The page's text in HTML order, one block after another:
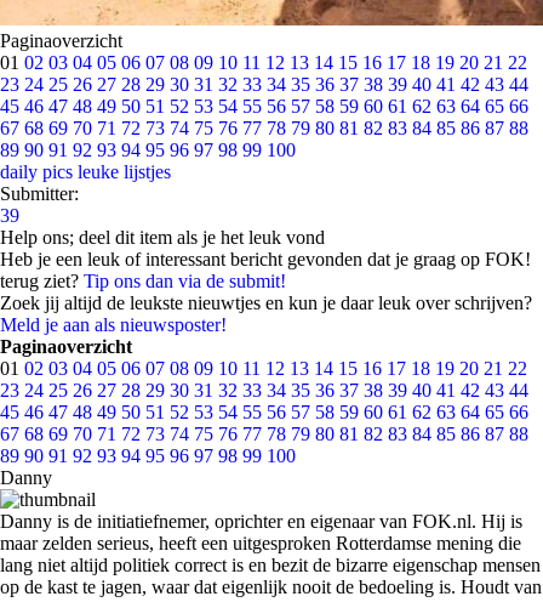
Paginaoverzicht
01 02 03 04 05 06 07 08 09 10 11 12 13 14 15 16 17 18 19 20 21 22
23 24 25 26 27 28 29 30 31 32 33 34 35 36 37 38 39 40 41 42 43 44
45 46 47 48 49 50 51 52 53 54 55 56 57 58 59 60 61 62 63 64 65 66
67 68 69 70 71 72 73 74 75 76 77 78 79 80 81 82 83 84 85 86 87 88
89 90 91 92 93 94 95 96 97 98 99 100
daily pics leuke lijstjes
Submitter:
39
Help ons; deel dit item als je het leuk vond
Heb je een leuk of interessant bericht gevonden dat je graag op FOK!
terug ziet? Tip ons dan via de submit!
Zoek jij altijd de leukste nieuwtjes en kun je daar leuk over schrijven?
Meld je aan als nieuwsposter!
Paginaoverzicht
01 02 03 04 05 06 07 08 09 10 11 12 13 14 15 16 17 18 19 20 21 22
23 24 25 26 27 28 29 30 31 32 33 34 35 36 37 38 39 40 41 42 43 44
45 46 47 48 49 50 51 52 53 54 55 56 57 58 59 60 61 62 63 64 65 66
67 68 69 70 71 72 73 74 75 76 77 78 79 80 81 82 83 84 85 86 87 88
89 90 91 92 93 94 95 96 97 98 99 100
Danny
Danny is de initiatiefnemer, oprichter en eigenaar van FOK.nl. Hij is
maar zelden serieus, heeft een uitgesproken Rotterdamse mening die
lang niet altijd politiek correct is en bezit de bizarre eigenschap mensen
op de kast te jagen, waar dat eigenlijk nooit de bedoeling is. Houdt van